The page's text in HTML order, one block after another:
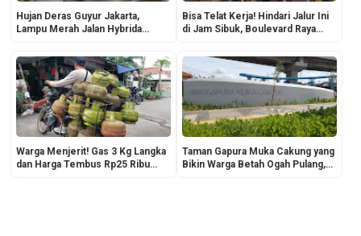
Hujan Deras Guyur Jakarta,
Lampu Merah Jalan Hybrida
Bisa Telat Kerja! Hindari Jalur Ini
di Jam Sibuk, Boulevard Raya
Warga Menjerit! Gas 3 Kg Langka
dan Harga Tembus Rp25 Ribu
Taman Gapura Muka Cakung yang
Bikin Warga Betah Ogah Pulang,